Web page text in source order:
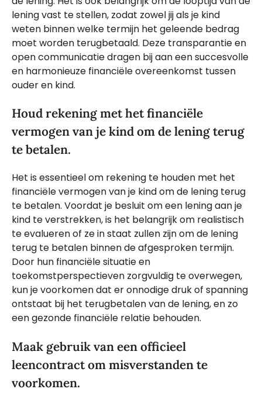
lening vast te stellen, zodat zowel jij als je kind
weten binnen welke termijn het geleende bedrag
moet worden terugbetaald. Deze transparantie en
open communicatie dragen bij aan een succesvolle
en harmonieuze financiële overeenkomst tussen
ouder en kind.
Houd rekening met het financiële
vermogen van je kind om de lening terug
te betalen.
Het is essentieel om rekening te houden met het
financiële vermogen van je kind om de lening terug
te betalen. Voordat je besluit om een lening aan je
kind te verstrekken, is het belangrijk om realistisch
te evalueren of ze in staat zullen zijn om de lening
terug te betalen binnen de afgesproken termijn.
Door hun financiële situatie en
toekomstperspectieven zorgvuldig te overwegen,
kun je voorkomen dat er onnodige druk of spanning
ontstaat bij het terugbetalen van de lening, en zo
een gezonde financiële relatie behouden.
Maak gebruik van een officieel
leencontract om misverstanden te
voorkomen.